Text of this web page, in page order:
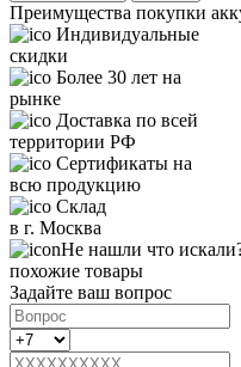
Преимущества покупки
Индивидуальные
скидки
Более 30 лет на
рынке
Доставка по всей
территории РФ
Сертификаты на
всю продукцию
Склад
в г. Москва
Не нашли что
похожие товары
Задайте ваш вопрос